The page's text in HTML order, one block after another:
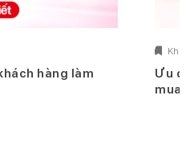
hàng làm
Ưu
mua